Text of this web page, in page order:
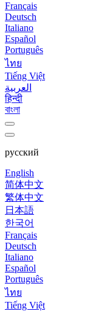
Français
Deutsch
Italiano
Español
Português
ไทย
Tiếng Việt
العربية
हिन्दी
বাংলা
русский
English
简体中文
繁体中文
日本語
한국어
Français
Deutsch
Italiano
Español
Português
ไทย
Tiếng Việt